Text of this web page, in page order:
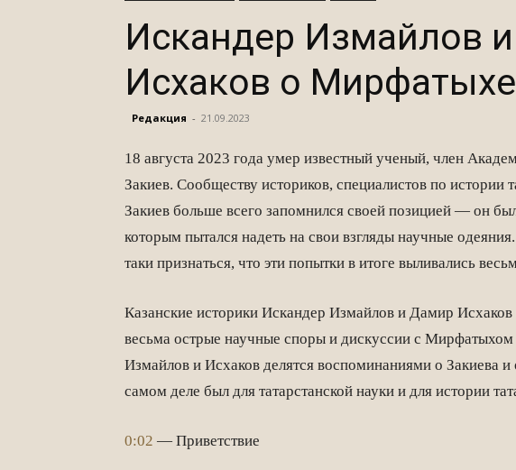
Искандер Измайлов
Исхаков о
Редакция - 21.09.2023
18 августа 2023 года умер известный ученый, член
Закиев. Сообществу историков, специалистов по
Закиев больше всего запомнился своей позицией — он
которым пытался надеть на свои взгляды научные
таки признаться, что эти попытки в итоге выливались
Казанские историки Искандер Измайлов и Дамир
весьма острые научные споры и дискуссии с
Измайлов и Исхаков делятся воспоминаниями о Закиева
самом деле был для татарстанской науки и для истории
0:02 — Приветствие